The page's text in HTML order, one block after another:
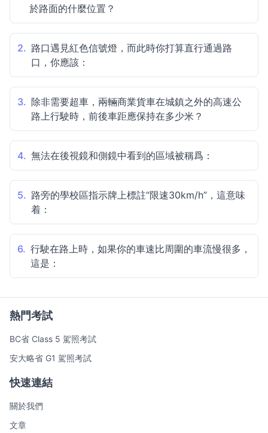
於路面的什麼位置？
2. 路口遇見紅色信號燈，而此時你打算直行通過路
口，你應該：
3. 除非需要超車，兩輛商業貨車在城鎮之外的高速公
路上行駛時，前後車距應保持在多少米？
4. 無法在後視鏡和側鏡中看到的區域被稱爲：
5. 路旁的學校區指示牌上標註“限速30km/h”，這意味
着：
6. 行駛在路上時，如果你的車速比周圍的車流慢很多，
這是：
熱門考試
BC省 Class 5 駕照考試
安大略省 G1 駕照考試
快速連結
關於我們
文章